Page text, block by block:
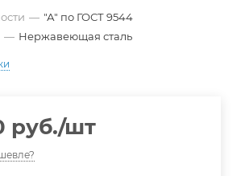
— "А" по ГОСТ 9544
— Нержавеющая сталь
руб./шт